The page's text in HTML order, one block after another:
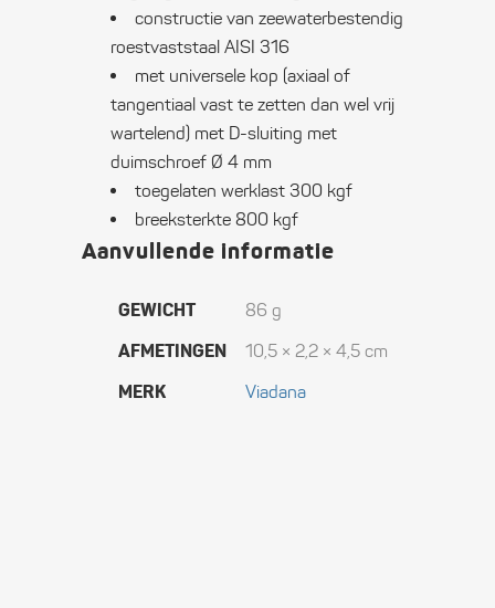
constructie van zeewaterbestendig
roestvaststaal AISI 316
met universele kop (axiaal of
tangentiaal vast te zetten dan wel vrij
wartelend) met D-sluiting met
duimschroef Ø 4 mm
toegelaten werklast 300 kgf
breeksterkte 800 kgf
Aanvullende informatie
GEWICHT 86 g
AFMETINGEN 10,5 × 2,2 × 4,5 cm
MERK Viadana